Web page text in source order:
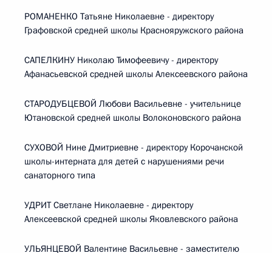
РОМАНЕНКО Татьяне Николаевне - директору
Графовской средней школы Краснояружского района
САПЕЛКИНУ Николаю Тимофеевичу - директору
Афанасьевской средней школы Алексеевского района
СТАРОДУБЦЕВОЙ Любови Васильевне - учительнице
Ютановской средней школы Волоконовского района
СУХОВОЙ Нине Дмитриевне - директору Корочанской
школы-интерната для детей с нарушениями речи
санаторного типа
УДРИТ Светлане Николаевне - директору
Алексеевской средней школы Яковлевского района
УЛЬЯНЦЕВОЙ Валентине Васильевне - заместителю